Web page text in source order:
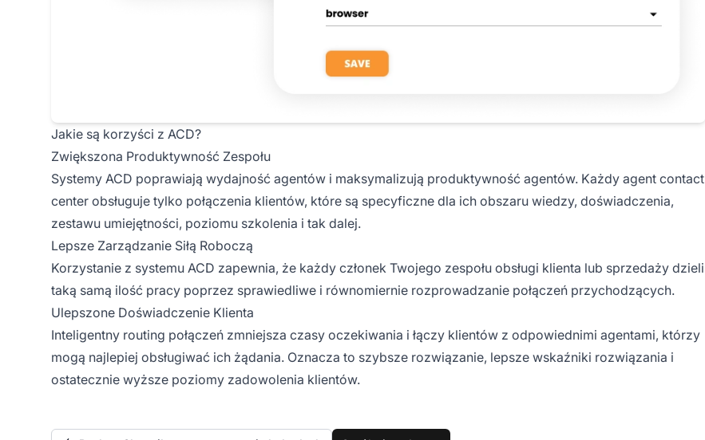
Jakie są korzyści z ACD?
Zwiększona Produktywność Zespołu
Systemy ACD poprawiają wydajność agentów i maksymalizują produktywność agentów. Każdy agent contact
center obsługuje tylko połączenia klientów, które są specyficzne dla ich obszaru wiedzy, doświadczenia,
zestawu umiejętności, poziomu szkolenia i tak dalej.
Lepsze Zarządzanie Siłą Roboczą
Korzystanie z systemu ACD zapewnia, że każdy członek Twojego zespołu obsługi klienta lub sprzedaży dzieli
taką samą ilość pracy poprzez sprawiedliwe i równomiernie rozprowadzanie połączeń przychodzących.
Ulepszone Doświadczenie Klienta
Inteligentny routing połączeń zmniejsza czasy oczekiwania i łączy klientów z odpowiednimi agentami, którzy
mogą najlepiej obsługiwać ich żądania. Oznacza to szybsze rozwiązanie, lepsze wskaźniki rozwiązania i
ostatecznie wyższe poziomy zadowolenia klientów.